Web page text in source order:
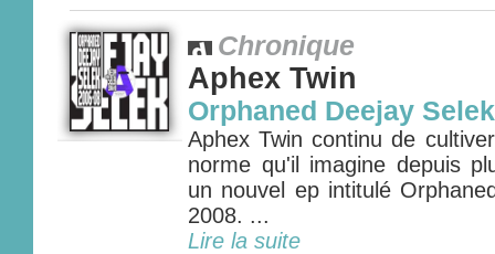
Chronique
Aphex Twin
Orphaned Deejay
Aphex Twin continu de
norme qu'il imagine depuis
un nouvel ep intitulé
2008. ...
Lire la suite